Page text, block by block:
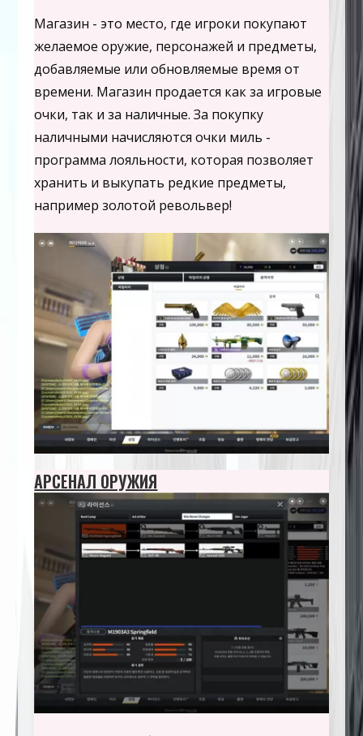
Магазин - это место, где игроки покупают
желаемое оружие, персонажей и предметы,
добавляемые или обновляемые время от
времени. Магазин продается как за игровые
очки, так и за наличные. За покупку
наличными начисляются очки миль -
программа лояльности, которая позволяет
хранить и выкупать редкие предметы,
например золотой револьвер!
АРСЕНАЛ ОРУЖИЯ